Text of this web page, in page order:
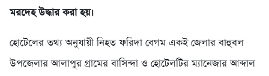
মরদেহ উদ্ধার করা হয়।
হোটেলের তথ্য অনুযায়ী নিহত ফরিদা বেগম একই জেলার বাহুবল
উপজেলার আলাপুর গ্রামের বাসিন্দা ও হোটেলটির ম্যানেজার আব্দাল